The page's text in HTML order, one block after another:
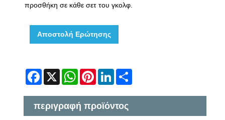
προσθήκη σε κάθε σετ του γκολφ.
Αποστολή Ερώτησης
Facebook
X WhatsApp
Pinterest
LinkedIn
περιγραφή προϊόντος